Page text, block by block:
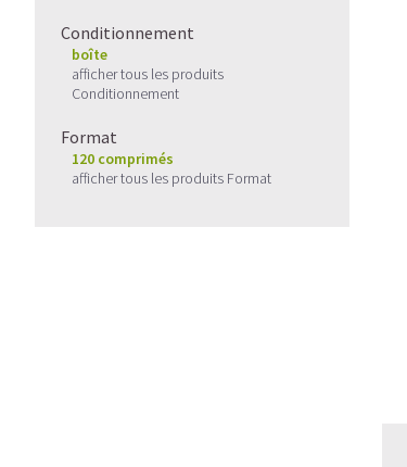
Conditionnement
boîte
afficher tous les produits
Conditionnement
Format
120 comprimés
afficher tous les produits Format